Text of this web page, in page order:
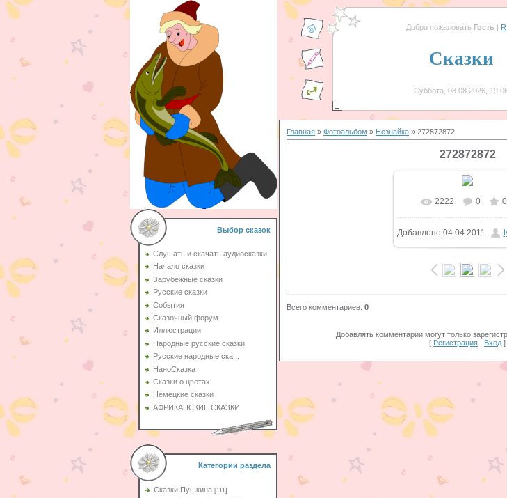
Выбор сказок
Слушать и скачать аудиосказки
Начало сказки
Зарубежные сказки
Русские сказки
События
Сказочный форум
Иллюстрации
Народные русские сказки
Русские народные ска...
НаноСказка
Сказки о цветах
Немецкие сказки
АФРИКАНСКИЕ СКАЗКИ
Категории раздела
Сказки Пушкина [111]
Добро пожаловать Гость |
Сказки
Суббота, 08.08.2026,
Главная » Фотоальбом » Незнайка » 272872872
272872872
В реальном
800x581/ 98.5Kb
2222 0
Добавлено 04.04.2011
Всего комментариев: 0
Добавлять комментарии могут только
[ Регистрация | Вход ]